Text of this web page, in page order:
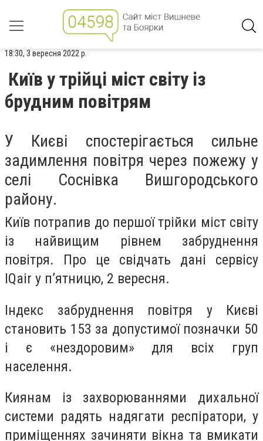
18:30, 3 вересня 2022 р.
Київ у трійці міст світу із
брудним повітрям
У Києві спостерігається сильне
задимлення повітря через пожежу у
селі Соснівка Вишгородського
району.
Київ потрапив до першої трійки міст світу
із найвищим рівнем забруднення
повітря. Про це свідчать дані сервісу
IQair у п’ятницю, 2 вересня.
Індекс забруднення повітря у Києві
становить 153 за допустимої позначки 50
і є «нездоровим» для всіх груп
населення.
Киянам із захворюваннями дихальної
системи радять надягати респіратори, у
приміщеннях зачиняти вікна та вмикати